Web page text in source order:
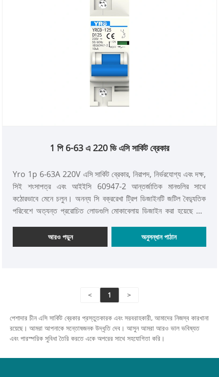
1 পি 6-63 এ 220 ভি এসি সার্কিট ব্রেকার
Yro 1p 6-63A 220V এসি সার্কিট ব্রেকার, নিরাপদ, নির্ভরযোগ্য এবং দক্ষ,
সিই শংসাপত্র এবং আইইসি 60947-2 আন্তর্জাতিক মানগুলির সাথে
কঠোরভাবে মেনে চলুন। অনন্য সি বক্ররেখা ট্রিপ ডিজাইনটি জটিল বৈদ্যুতিক
পরিবেশে অত্যন্ত প্ররোচিত লোডগুলি মোকাবেলায় ডিজাইন করা হয়েছে এবং
প্রতিরক্ষামূলক বাধা তৈরি করে।
আরও পড়ুন অনুসন্ধান পাঠান
< 1 >
পেশাদার চীন এসি সার্কিট ব্রেকার প্রস্তুতকারক এবং সরবরাহকারী, আমাদের নিজস্ব কারখানা
রয়েছে। আমরা আপনাকে সন্তোষজনক উদ্ধৃতি দেব। আসুন আমরা আরও ভাল ভবিষ্যত
এবং পারস্পরিক সুবিধা তৈরি করতে একে অপরের সাথে সহযোগিতা করি।